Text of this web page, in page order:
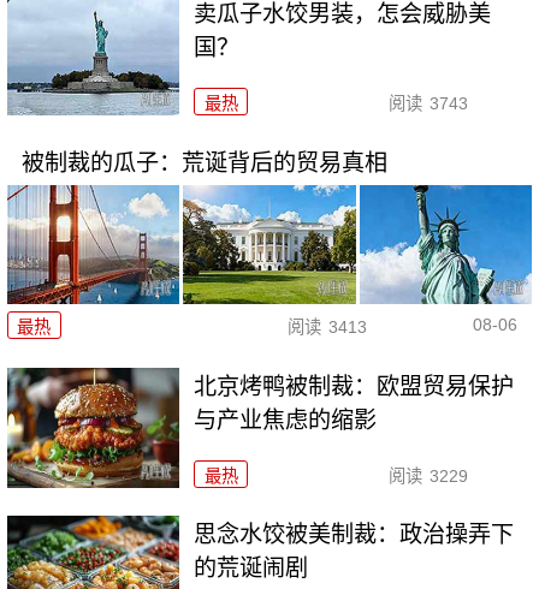
卖瓜子水饺男装，怎会威胁美
国？
最热 阅读 3743
被制裁的瓜子：荒诞背后的贸易真相
最热 阅读 3413 08-06
北京烤鸭被制裁：欧盟贸易保护
与产业焦虑的缩影
最热 阅读 3229
思念水饺被美制裁：政治操弄下
的荒诞闹剧